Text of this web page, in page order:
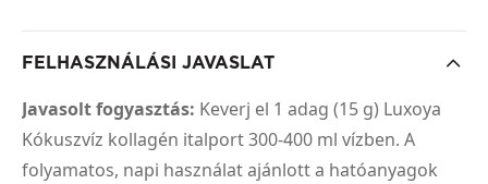
FELHASZNÁLÁSI JAVASLAT
Javasolt fogyasztás: Keverj el 1 adag (15 g) Luxoya
Kókuszvíz kollagén italport 300-400 ml vízben. A
folyamatos, napi használat ajánlott a hatóanyagok